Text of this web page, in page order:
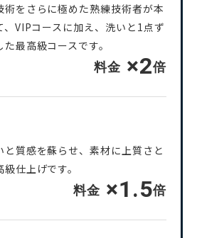
術をさらに極めた熟練技術者が本
VIPコースに加え、洗いと1点ず
最高級コースです。
料金 ×2倍
質感を蘇らせ、素材に上質さと
仕上げです。
料金 ×1.5倍